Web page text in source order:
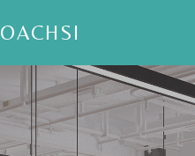
OACHSI